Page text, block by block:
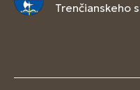
Trenčianskeho